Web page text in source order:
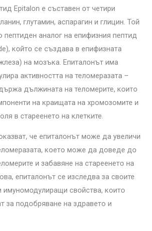
Epitalon е съставен от четири
глутамин, аспарагин и глицин. Той
пептиден аналог на епифизния пептид
който се създава в епифизната
на мозъка. Епиталонът има
активността на теломеразата –
дължината на теломерите, които
на краищата на хромозомите и
в стареенето на клетките.
че епиталонът може да увеличи
което може да доведе до
и забавяне на стареенето на
епиталонът се изследва за своите
имуномодулиращи свойства, които
за подобряване на здравето и